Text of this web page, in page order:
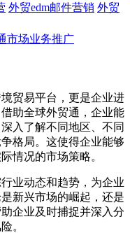
外贸edm邮件营销 外贸
市场业务推广
贸易平台，更是企业进
助全球外贸通，企业能
入了解不同地区、不同
格局。这使得企业能够
情况的市场策略。
业动态和趋势，为企业
新兴市场的崛起，还是
企业及时捕捉并深入分
。